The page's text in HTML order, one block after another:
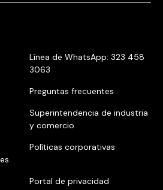
Línea de WhatsApp: 323 458
3063
Preguntas frecuentes
Superintendencia de industria
y comercio
Políticas corporativas
Portal de privacidad